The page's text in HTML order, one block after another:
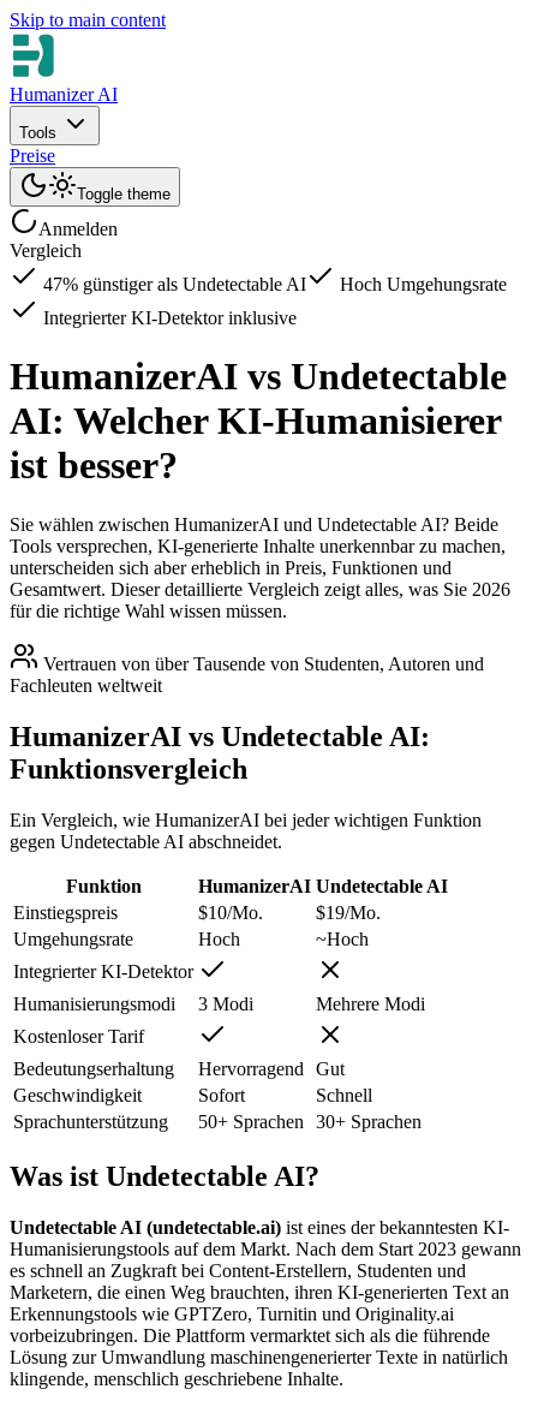
Skip to main content
Humanizer AI
Tools
Preise
Toggle theme
Anmelden
Vergleich
47% günstiger als Undetectable AI
Hoch Umgehungsrate
Integrierter KI-Detektor inklusive
HumanizerAI vs Undetectable
AI: Welcher KI-Humanisierer
ist besser?
Sie wählen zwischen HumanizerAI und Undetectable AI? Beide
Tools versprechen, KI-generierte Inhalte unerkennbar zu machen,
unterscheiden sich aber erheblich in Preis, Funktionen und
Gesamtwert. Dieser detaillierte Vergleich zeigt alles, was Sie 2026
für die richtige Wahl wissen müssen.
Vertrauen von über Tausende von Studenten, Autoren und
Fachleuten weltweit
HumanizerAI vs Undetectable AI:
Funktionsvergleich
Ein Vergleich, wie HumanizerAI bei jeder wichtigen Funktion
gegen Undetectable AI abschneidet.
Funktion HumanizerAI Undetectable AI
Einstiegspreis
$10/Mo.
$19/Mo.
Umgehungsrate
Hoch
~Hoch
Integrierter KI-Detektor
Humanisierungsmodi
3 Modi
Mehrere Modi
Kostenloser Tarif
Bedeutungserhaltung
Hervorragend
Gut
Geschwindigkeit
Sofort
Schnell
Sprachunterstützung
50+ Sprachen 30+ Sprachen
Was ist Undetectable AI?
Undetectable AI (undetectable.ai) ist eines der bekanntesten KI-
Humanisierungstools auf dem Markt. Nach dem Start 2023 gewann
es schnell an Zugkraft bei Content-Erstellern, Studenten und
Marketern, die einen Weg brauchten, ihren KI-generierten Text an
Erkennungstools wie GPTZero, Turnitin und Originality.ai
vorbeizubringen. Die Plattform vermarktet sich als die führende
Lösung zur Umwandlung maschinengenerierter Texte in natürlich
klingende, menschlich geschriebene Inhalte.